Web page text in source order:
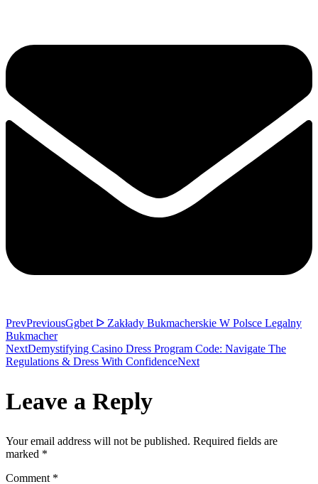
PrevPreviousGgbet ᐅ Zakłady Bukmacherskie W Polsce Legalny
Bukmacher
NextDemystifying Casino Dress Program Code: Navigate The
Regulations & Dress With ConfidenceNext
Leave a Reply
Your email address will not be published. Required fields are
marked *
Comment *